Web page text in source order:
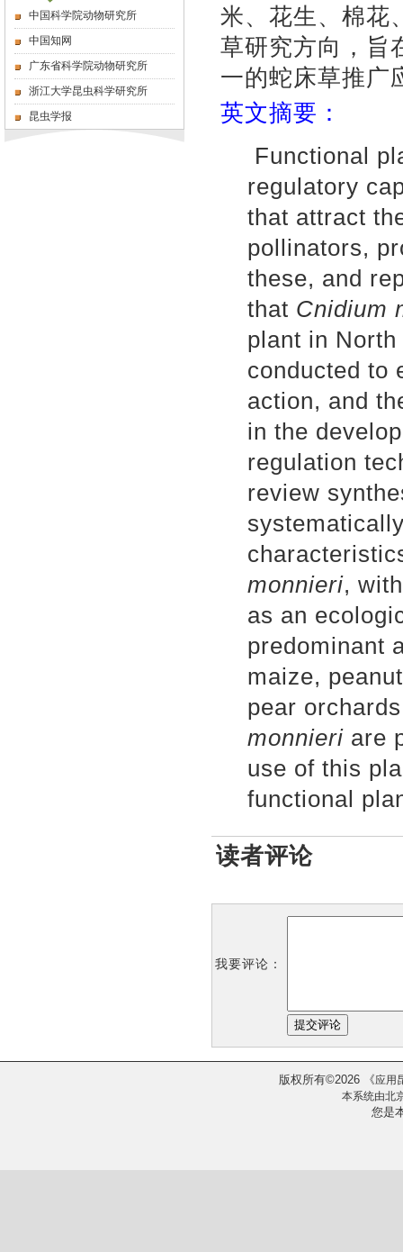
中国科学院动物研究所
中国知网
广东省科学院动物研究所
浙江大学昆虫科学研究所
昆虫学报
米、花生、棉花
草研究方向，旨
一的蛇床草推广
英文摘要：
Functional
regulatory
that attract
pollinators,
these, and
that Cnidium
plant in
conducted to
action, and
in the
regulation
review
monnieri,
as an
predominant
maize,
pear
monnieri are
use of this
functional
读者评论
我要评论：
版权所有©2026 《应用
本系统由北
您是